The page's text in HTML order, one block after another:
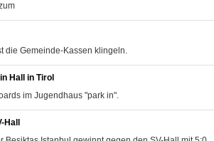
die Gemeinde-Kassen klingeln.
Hall in Tirol
im Jugendhaus "park in".